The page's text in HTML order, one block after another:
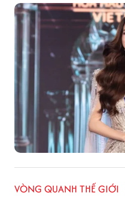
VÒNG QUANH THẾ GIỚI